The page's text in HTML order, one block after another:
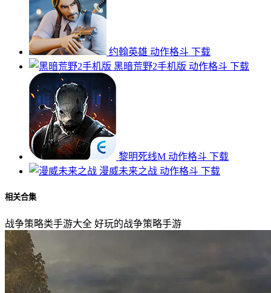
约翰英雄 动作格斗 下载
黑暗荒野2手机版 动作格斗 下载
黎明死线M 动作格斗 下载
漫威未来之战 动作格斗 下载
相关合集
战争策略类手游大全 好玩的战争策略手游